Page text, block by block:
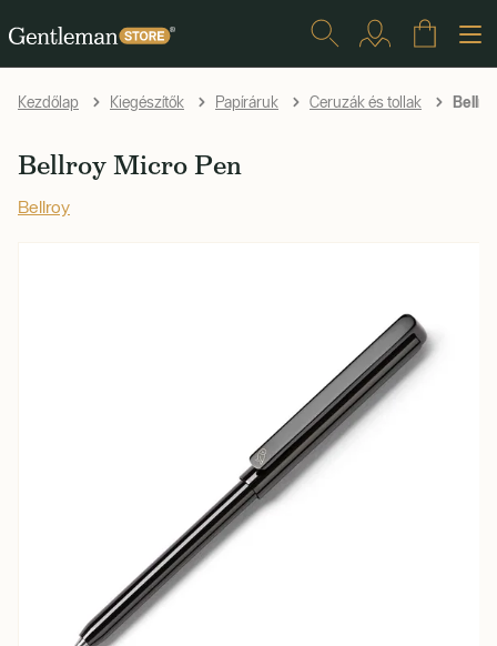
Kezdőlap Kiegészítők Papíráruk Ceruzák és tollak
Bellroy Micro Pen
Bellroy